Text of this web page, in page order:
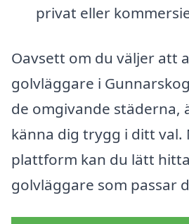
privat eller
Oavsett om du väljer att
golvläggare i
de omgivande städerna,
känna dig trygg i ditt val.
plattform kan du lätt
golvläggare som passar